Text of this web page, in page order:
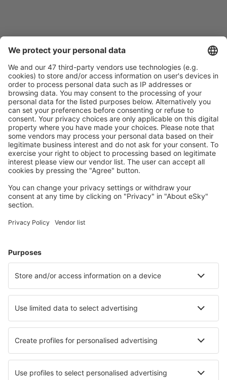
Caută rapid şi uşor
Ofertă adaptată aşteptărilor tale.
Planifică ȋn siguranţă
Rezervare fără griji cu opțiune gratuită de anulare.
Economiseşte mai mult
Prețuri atractive și oferte speciale pentru utilizatorii
conectați.
Alege din peste 1,3 mil. de opţiuni: hoteluri, cabane,
apartamente și altele.
Cazare în Tanzania - Orașe populare
Cazare în Jambiani Cazare în Arusha
Cazare în Zanzibar Cazare în Dar es Salaam
Cazare în Moshi Cazare Kaiti Cazare în Ngorongoro
Cazare Kizungu